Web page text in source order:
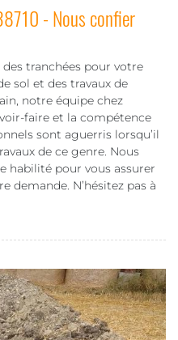
- Nous confier
tranchées pour votre
sol et des travaux de
notre équipe chez
faire et la compétence
sont aguerris lorsqu’il
de ce genre. Nous
habilité pour vous assurer
demande. N’hésitez pas à